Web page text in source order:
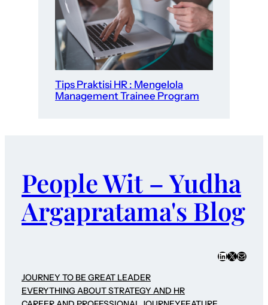
Tips Praktisi HR : Mengelola
Management Trainee Program
People Wit – Yudha
Argapratama's Blog
LinkedIn
X Mail
JOURNEY TO BE GREAT LEADER
EVERYTHING ABOUT STRATEGY AND HR